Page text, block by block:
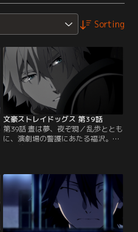
Sorting
文豪ストレイドッグス 第39話
第39話 晝は夢、夜ぞ現／乱歩ととも
に、演劇場の警護にあたる福沢。自
分の前職を見抜いた乱歩の類まれな
幼さに業を煮やした福沢は、彼の
「異能力」が自在にコントロールで
きる道具だと嘘をつき、ありふれた
眼鏡を与える。「僕にはもう見えて
いるんだよ。敵の狙いも計画も全
部」。だが、事件は…。